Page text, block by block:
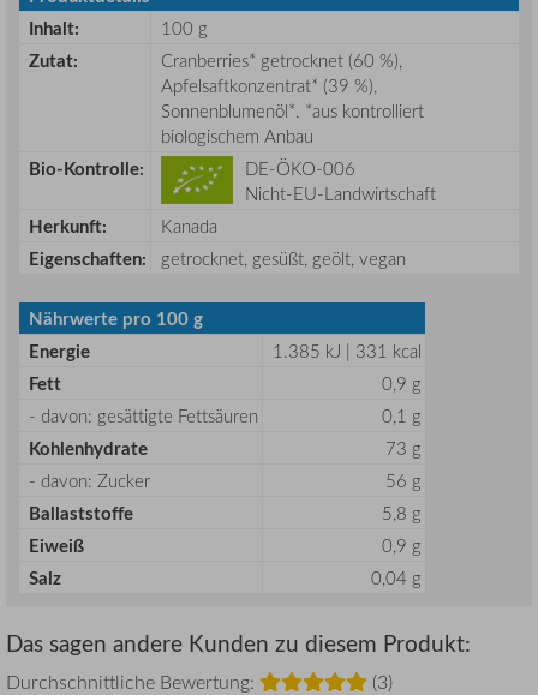
Inhalt:
100 g
Zutat:
Cranberries* getrocknet (60 %),
Apfelsaftkonzentrat* (39 %),
Sonnenblumenöl*. *aus kontrolliert
biologischem Anbau
Bio-Kontrolle:
DE-ÖKO-006
Nicht-EU-Landwirtschaft
Herkunft: Kanada
Eigenschaften: getrocknet, gesüßt, geölt, vegan
Nährwerte pro 100 g
Energie
1.385 kJ | 331 kcal
Fett
0,9 g
- davon: gesättigte Fettsäuren
0,1 g
Kohlenhydrate
73 g
- davon: Zucker
56 g
Ballaststoffe 5,8 g
Eiweiß 0,9 g
Salz 0,04 g
Das sagen andere Kunden zu diesem Produkt:
Durchschnittliche Bewertung: (3)